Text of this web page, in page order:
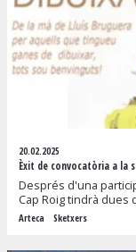
20.02.2025
Èxit de convocatòria a la
Després d'una
Cap Roig tindrà dues
Arteca Sketxers